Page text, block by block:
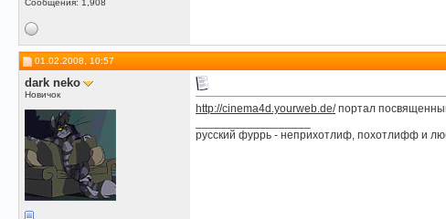
Сообщения: 1,908
01.02.2008, 10:57
dark neko
Новичок
http://cinema4d.yourweb.de/портал
русский фуррь - неприхотлиф, похотлифф и